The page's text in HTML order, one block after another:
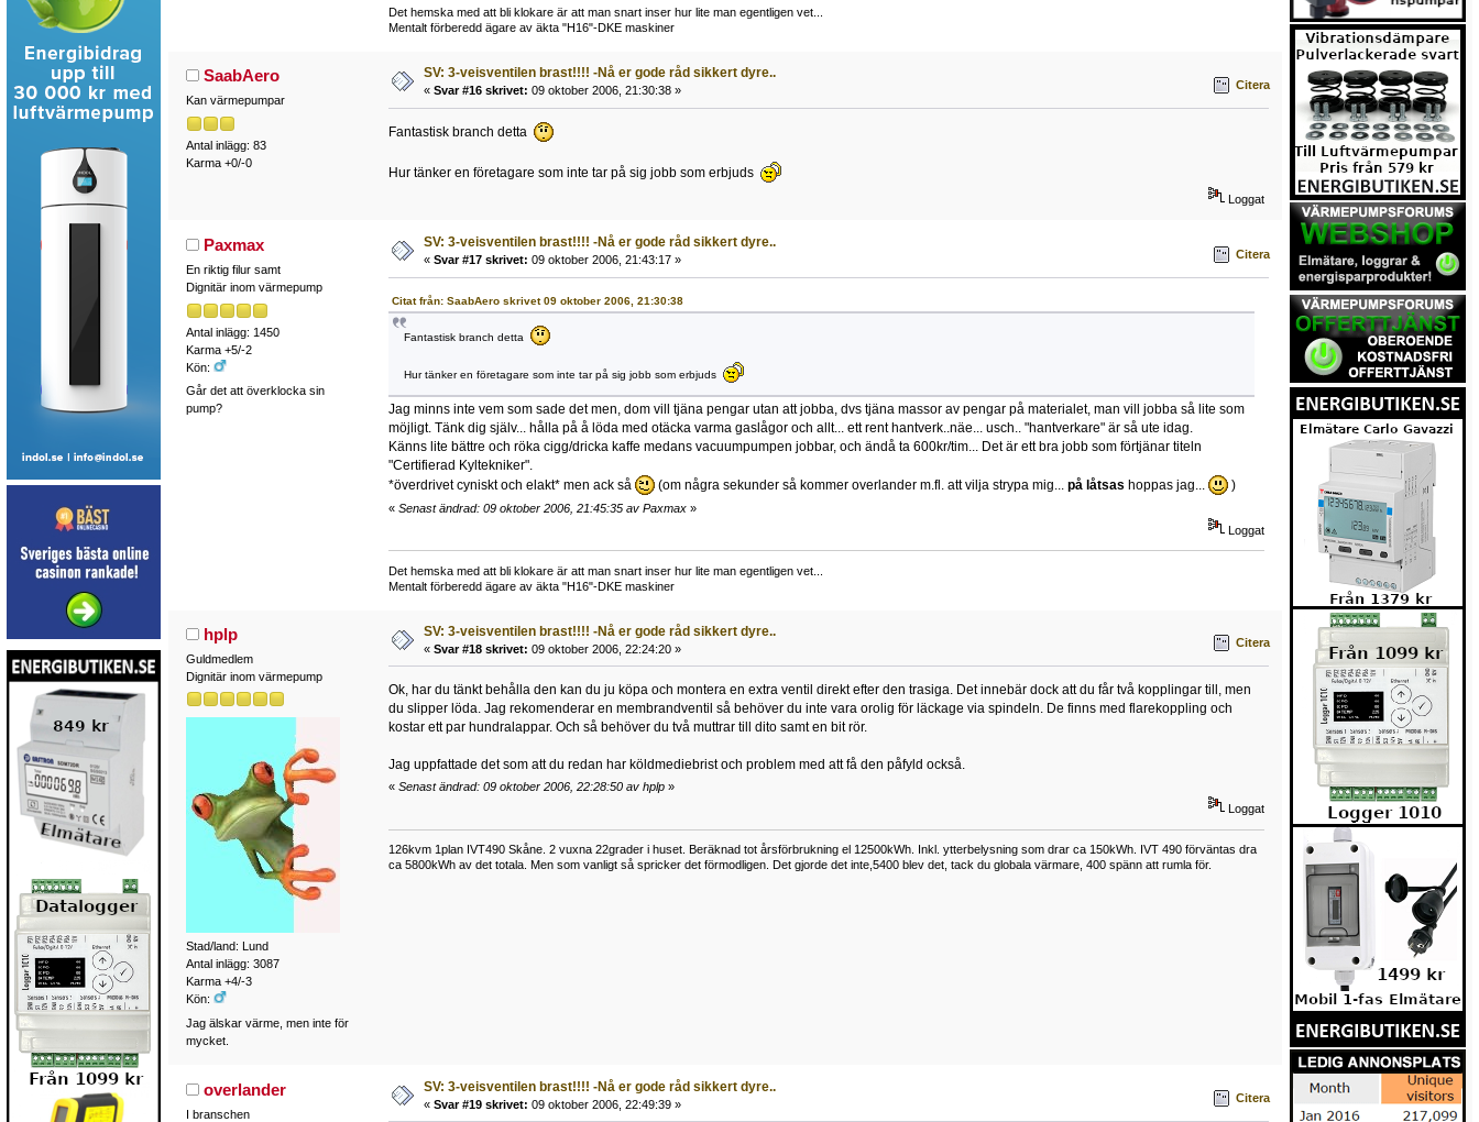
Det hemska med att bli klokare är att man snart inser hur lite man egentligen vet...
Mentalt förberedd ägare av äkta "H16"-DKE maskiner
SaabAero
Kan värmepumpar
Antal inlägg: 83
Karma +0/-0
SV: 3-veisventilen brast!!!! -Nå er gode råd sikkert dyre..
« Svar #16 skrivet: 09 oktober 2006, 21:30:38 » Citera
Fantastisk branch detta
Hur tänker en företagare som inte tar på sig jobb som erbjuds
Loggat
Paxmax
En riktig filur samt
Dignitär inom värmepump
Antal inlägg: 1450
Karma +5/-2
Kön:
Går det att överklocka sin
pump?
SV: 3-veisventilen brast!!!! -Nå er gode råd sikkert dyre..
« Svar #17 skrivet: 09 oktober 2006, 21:43:17 » Citera
Citat från: SaabAero skrivet 09 oktober 2006, 21:30:38
Fantastisk branch detta
Hur tänker en företagare som inte tar på sig jobb som erbjuds
Jag minns inte vem som sade det men, dom vill tjäna pengar utan att jobba, dvs tjäna massor av pengar på materialet, man vill jobba så lite som
möjligt. Tänk dig själv... hålla på å löda med otäcka varma gaslågor och allt... ett rent hantverk..näe... usch.. "hantverkare" är så ute idag.
Känns lite bättre och röka cigg/dricka kaffe medans vacuumpumpen jobbar, och ändå ta 600kr/tim... Det är ett bra jobb som förtjänar titeln
"Certifierad Kyltekniker".
*överdrivet cyniskt och elakt* men ack så
(om några sekunder så kommer overlander m.fl. att vilja strypa mig... på låtsas hoppas jag... )
« Senast ändrad: 09 oktober 2006, 21:45:35 av Paxmax»
Loggat
Det hemska med att bli klokare är att man snart inser hur lite man egentligen vet...
Mentalt förberedd ägare av äkta "H16"-DKE maskiner
hplp
Guldmedlem
Dignitär inom värmepump
Stad/land: Lund
Antal inlägg: 3087
Karma +4/-3
Kön:
Jag älskar värme, men inte för
mycket.
SV: 3-veisventilen brast!!!! -Nå er gode råd sikkert dyre..
« Svar #18 skrivet: 09 oktober 2006, 22:24:20 » Citera
Ok, har du tänkt behålla den kan du ju köpa och montera en extra ventil direkt efter den trasiga. Det innebär dock att du får två kopplingar till, men
du slipper löda. Jag rekomenderar en membrandventil så behöver du inte vara orolig för läckage via spindeln. De finns med flarekoppling och
kostar ett par hundralappar. Och så behöver du två muttrar till dito samt en bit rör.
Jag uppfattade det som att du redan har köldmediebrist och problem med att få den påfyld också.
« Senast ändrad: 09 oktober 2006, 22:28:50 av hplp»
Loggat
126kvm 1plan IVT490 Skåne. 2 vuxna 22grader i huset. Beräknad tot årsförbrukning el 12500kWh. Inkl. ytterbelysning som drar ca 150kWh. IVT 490 förväntas dra
ca 5800kWh av det totala. Men som vanligt så spricker det förmodligen. Det gjorde det inte,5400 blev det, tack du globala värmare, 400 spänn att rumla för.
overlander
I branschen
SV: 3-veisventilen brast!!!! -Nå er gode råd sikkert dyre..
« Svar #19 skrivet: 09 oktober 2006, 22:49:39 » Citera